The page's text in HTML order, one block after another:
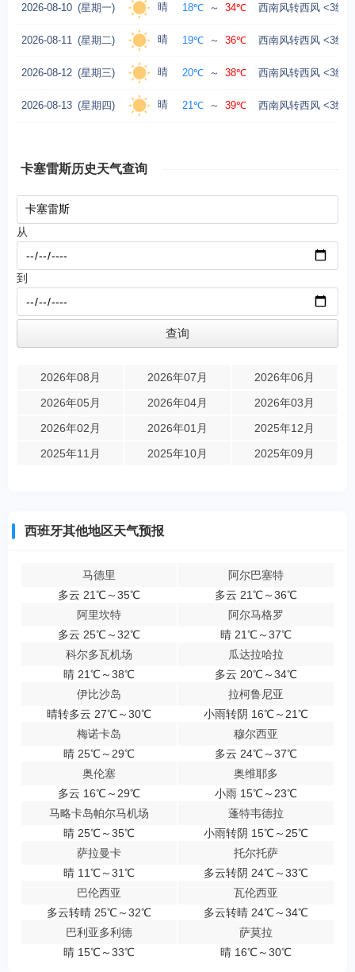
2026-08-10 (星期一) 晴 18℃ ～ 34℃ 西南风转西风 <3级
2026-08-11 (星期二) 晴 19℃ ～ 36℃ 西南风转西风 <3级
2026-08-12 (星期三) 晴 20℃ ～ 38℃ 西南风转西风 <3级
2026-08-13 (星期四) 晴 21℃ ～ 39℃ 西南风转西风 <3级
卡塞雷斯历史天气查询
从
到
2026年08月 2026年07月
2026年06月
2026年05月
2026年04月
2026年03月
2026年02月
2026年01月
2025年12月
2025年11月
2025年10月 2025年09月
西班牙其他地区天气预报
马德里
多云 21℃～35℃
阿尔巴塞特
多云 21℃～36℃
阿里坎特
多云 25℃～32℃
阿尔马格罗
晴 21℃～37℃
科尔多瓦机场
晴 21℃～38℃
瓜达拉哈拉
多云 20℃～34℃
伊比沙岛
晴转多云 27℃～30℃
拉柯鲁尼亚
小雨转阴 16℃～21℃
梅诺卡岛
晴 25℃～29℃
穆尔西亚
多云 24℃～37℃
奥伦塞
多云 16℃～29℃
奥维耶多
小雨 15℃～23℃
马略卡岛帕尔马机场
晴 25℃～35℃
蓬特韦德拉
小雨转阴 15℃～25℃
萨拉曼卡
晴 11℃～31℃
托尔托萨
多云转阴 24℃～33℃
巴伦西亚
多云转晴 25℃～32℃
瓦伦西亚
多云转晴 24℃～34℃
巴利亚多利德
晴 15℃～33℃
萨莫拉
晴 16℃～30℃